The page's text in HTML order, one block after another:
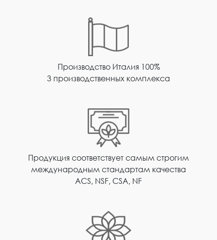
Производство Италия 100%
3 производственных комплекса
Продукция соответствует самым строгим
международным стандартам качества
ACS, NSF, CSA, NF